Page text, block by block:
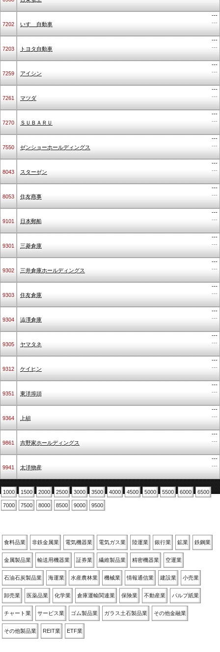
7202 いすゞ自動車
---
---
7203 トヨタ自動車
---
---
7259 アイシン
---
---
7261 マツダ
---
---
7270 ＳＵＢＡＲＵ
---
---
7550 ゼンショーホールディングス
---
---
8043 スターゼン
---
---
8053 住友商事
---
---
9101 日本郵船
---
---
9301 三菱倉庫
---
---
9302 三井倉庫ホールディングス
---
---
9303 住友倉庫
---
---
9304 澁澤倉庫
---
---
9305 ヤマタネ
---
---
9312 ケイヒン
---
---
9351 東洋埠頭
---
---
9364 上組
---
---
9861 吉野家ホールディングス
---
---
9941 太洋物産
---
---
1000 1500 2000 2500 3000 3500 4000 4500 5000 5500 6000 6500
7000 7500 8000 8500 9000 9500
食料品業 非鉄金属業 電気機器業 電気ガス業 陸運業 銀行業 鉱業 鉄鋼業
金属製品業 輸送用機器業 証券業 繊維製品業 精密機器業 空運業
石油石炭製品業 海運業 水産農林業 機械業 情報通信業 建設業 小売業
卸売業 医薬品業 化学業 倉庫運輸関連業 保険業 不動産業 パルプ紙業
チャート業 サービス業 ゴム製品業 ガラス土石製品業 その他金融業
その他製品業 REIT業 ETF業